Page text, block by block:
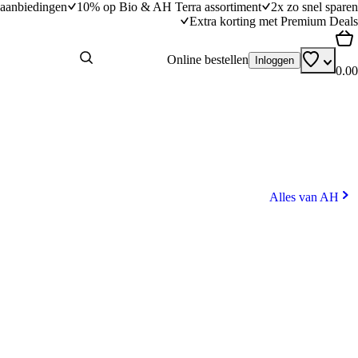
10% op Bio & AH Terra assortiment
2x zo snel sparen
Extra korting met Premium Deals
Online bestellen Inloggen
0.00
Alles van AH